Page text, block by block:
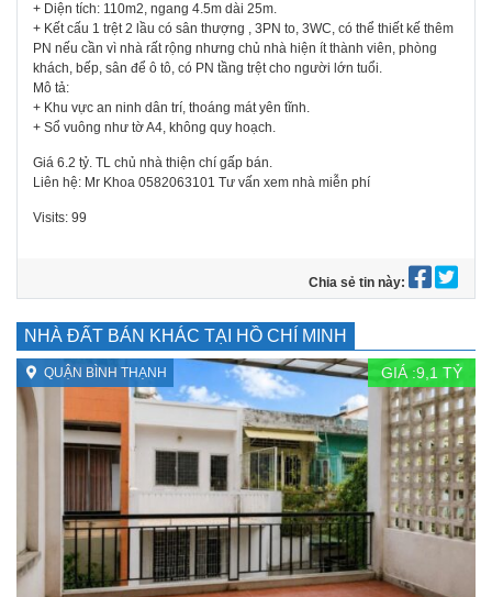
+ Diện tích: 110m2, ngang 4.5m dài 25m.
+ Kết cấu 1 trệt 2 lầu có sân thượng , 3PN to, 3WC, có thể thiết kế thêm
PN nếu cần vì nhà rất rộng nhưng chủ nhà hiện ít thành viên, phòng
khách, bếp, sân để ô tô, có PN tầng trệt cho người lớn tuổi.
Mô tả:
+ Khu vực an ninh dân trí, thoáng mát yên tĩnh.
+ Sổ vuông như tờ A4, không quy hoạch.
Giá 6.2 tỷ. TL chủ nhà thiện chí gấp bán.
Liên hệ: Mr Khoa 0582063101 Tư vấn xem nhà miễn phí
Visits: 99
Chia sẻ tin này:
NHÀ ĐẤT BÁN KHÁC TẠI HỒ CHÍ MINH
QUẬN BÌNH THẠNH GIÁ :9,1 TỶ